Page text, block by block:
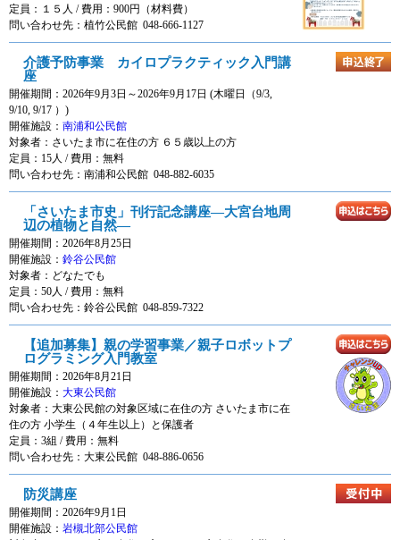
定員：１５人 / 費用： 900円 （材料費）
問い合わせ先：植竹公民館 048-666-1127
介護予防事業 カイロプラクティック入門講
座
開催期間：2026年9月3日～2026年9月17日 (木曜日（9/3,
9/10, 9/17 ）)
開催施設： 南浦和公民館
対象者： さいたま市に在住の方 ６５歳以上の方
定員：15人 / 費用： 無料
問い合わせ先：南浦和公民館 048-882-6035
「さいたま市史」刊行記念講座―大宮台地周
辺の植物と自然―
開催期間：2026年8月25日
開催施設： 鈴谷公民館
対象者： どなたでも
定員：50人 / 費用： 無料
問い合わせ先：鈴谷公民館 048-859-7322
【追加募集】親の学習事業／親子ロボットプ
ログラミング入門教室
開催期間：2026年8月21日
開催施設： 大東公民館
対象者： 大東公民館の対象区域に在住の方 さいたま市に在
住の方 小学生（４年生以上）と保護者
定員：3組 / 費用： 無料
問い合わせ先：大東公民館 048-886-0656
防災講座
開催期間：2026年9月1日
開催施設： 岩槻北部公民館